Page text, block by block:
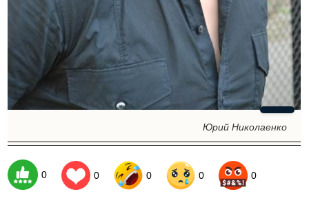
Юрий Николаенко
0 0 0 0 0